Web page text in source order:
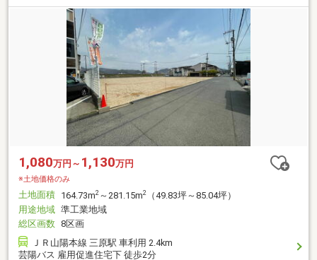
1,080万円～ 1,130万円
※土地価格のみ
土地面積 164.73m2 ～281.15m2
（49.83坪～85.04坪）
用途地域 準工業地域
総区画数 8区画
ＪＲ山陽本線 三原駅 車利用 2.4km
芸陽バス 雇用促進住宅下 徒歩2分